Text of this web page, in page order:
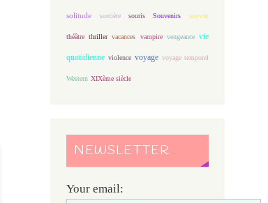
solitude sorcière souris Souvenirs survie
théâtre thriller vacances vampire vengeance vie
quotidienne violence voyage voyage temporel
Western XIXème siècle
NEWSLETTER
Your email: